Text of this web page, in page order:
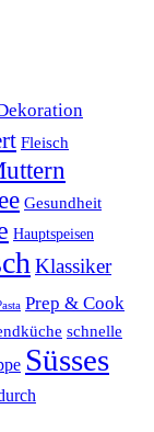
Fleisch
Gesundheit
Hauptspeisen
Klassiker
Prep & Cook
schnelle
Süsses